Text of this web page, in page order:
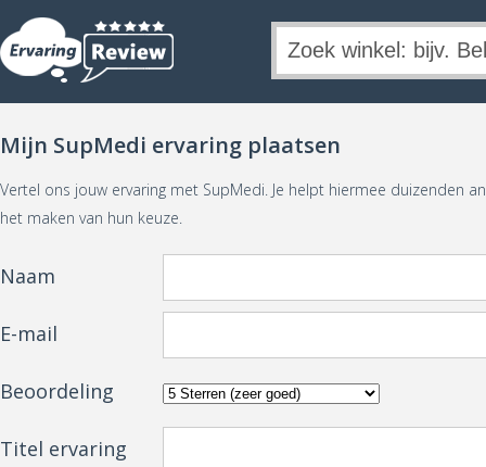
Mijn SupMedi ervaring plaatsen
Vertel ons jouw ervaring met SupMedi. Je helpt hiermee duizenden
het maken van hun keuze.
Naam
E-mail
Beoordeling
Titel ervaring